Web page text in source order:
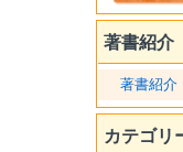
著書紹介
著書紹介
カテゴリ